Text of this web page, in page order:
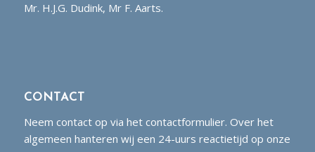
Mr. H.J.G. Dudink, Mr F. Aarts.
CONTACT
Neem contact op via het contactformulier. Over het
algemeen hanteren wij een 24-uurs reactietijd op onze